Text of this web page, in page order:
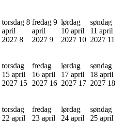
torsdag 8
april
2027 8
fredag 9
april
2027 9
lørdag
10 april
2027 10
søndag
11 april
2027 11
torsdag
15 april
2027 15
fredag
16 april
2027 16
lørdag
17 april
2027 17
søndag
18 april
2027 18
torsdag
22 april
fredag
23 april
lørdag
24 april
søndag
25 april